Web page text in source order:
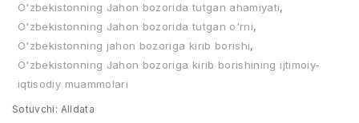
O'zbekistonning Jahon bozorida tutgan ahamiyati,
O'zbekistonning Jahon bozorida tutgan o'rni,
O'zbekistonning jahon bozoriga kirib borishi,
O'zbekistonning Jahon bozoriga kirib borishining ijtimoiy-
iqtisodiy muammolari
Sotuvchi: Alldata